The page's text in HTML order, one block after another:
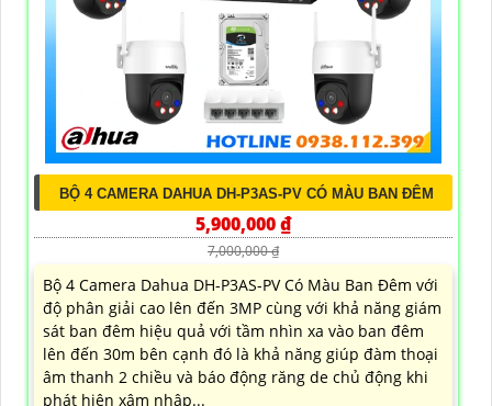
BỘ 4 CAMERA DAHUA DH-P3AS-PV CÓ MÀU BAN ĐÊM
5,900,000 ₫
7,000,000 ₫
Bộ 4 Camera Dahua DH-P3AS-PV Có Màu Ban Đêm với
độ phân giải cao lên đến 3MP cùng với khả năng giám
sát ban đêm hiệu quả với tầm nhìn xa vào ban đêm
lên đến 30m bên cạnh đó là khả năng giúp đàm thoại
âm thanh 2 chiều và báo động răng de chủ động khi
phát hiện xâm nhập...